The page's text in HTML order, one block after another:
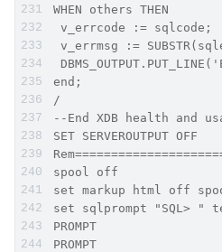
WHEN others THEN
v_errcode := sqlcode;
v_errmsg :=
end;
/
--End XDB health and
SET SERVEROUTPUT OFF
spool off
set markup html off
set sqlprompt "SQL> "
PROMPT
PROMPT